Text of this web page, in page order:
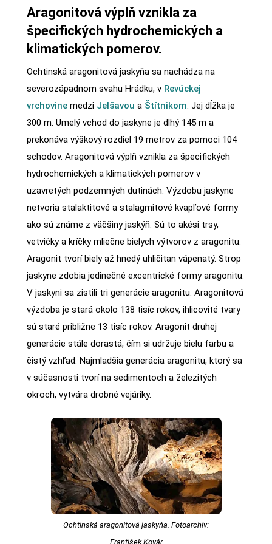
Aragonitová výplň vznikla za
špecifických hydrochemických a
klimatických pomerov.
Ochtinská aragonitová jaskyňa sa nachádza na
severozápadnom svahu Hrádku, v Revúckej
vrchovinemedzi Jelšavou a Štítnikom. Jej dĺžka je
300 m. Umelý vchod do jaskyne je dlhý 145 m a
prekonáva výškový rozdiel 19 metrov za pomoci 104
schodov. Aragonitová výplň vznikla za špecifických
hydrochemických a klimatických pomerov v
uzavretých podzemných dutinách. Výzdobu jaskyne
netvoria stalaktitové a stalagmitové kvapľové formy
ako sú známe z väčšiny jaskýň. Sú to akési trsy,
vetvičky a kríčky mliečne bielych výtvorov z aragonitu.
Aragonit tvorí biely až hnedý uhličitan vápenatý. Strop
jaskyne zdobia jedinečné excentrické formy aragonitu.
V jaskyni sa zistili tri generácie aragonitu. Aragonitová
výzdoba je stará okolo 138 tisíc rokov, ihlicovité tvary
sú staré približne 13 tisíc rokov. Aragonit druhej
generácie stále dorastá, čím si udržuje bielu farbu a
čistý vzhľad. Najmladšia generácia aragonitu, ktorý sa
v súčasnosti tvorí na sedimentoch a železitých
okroch, vytvára drobné vejáriky.
Ochtinská aragonitová jaskyňa. Fotoarchív:
František Kovár